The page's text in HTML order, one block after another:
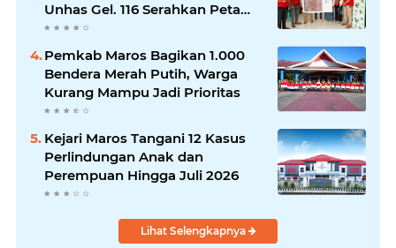
Unhas Gel. 116 Serahkan Peta
Batas Dusun Berbasis GIS ke
Desa Bonto Matene
Pemkab Maros Bagikan 1.000
Bendera Merah Putih, Warga
Kurang Mampu Jadi Prioritas
Kejari Maros Tangani 12 Kasus
Perlindungan Anak dan
Perempuan Hingga Juli 2026
Lihat Selengkapnya